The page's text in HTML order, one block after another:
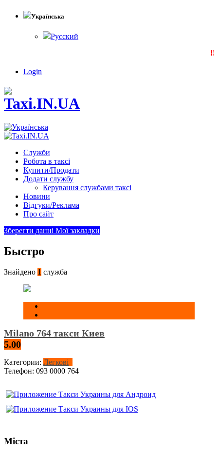
Українська
Русский
Login
Служби
Робота в таксі
Купити/Продати
Додати службу
Керування службами таксі
Новини
Відгуки/Реклама
Про сайт
Зберегти данні Мої закладки
Быстро
Знайдено 1 служба
Milano 764 такси Киев
5.00
Категории: Легкові
Телефон: 093 0000 764
Міста